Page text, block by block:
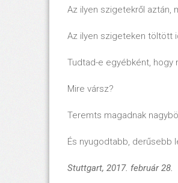
Az ilyen szigetekről aztán,
Az ilyen szigeteken töltött
Tudtad-e egyébként, hogy
Mire vársz?
Teremts magadnak
És nyugodtabb, derűsebb
Stuttgart, 2017. február 28.